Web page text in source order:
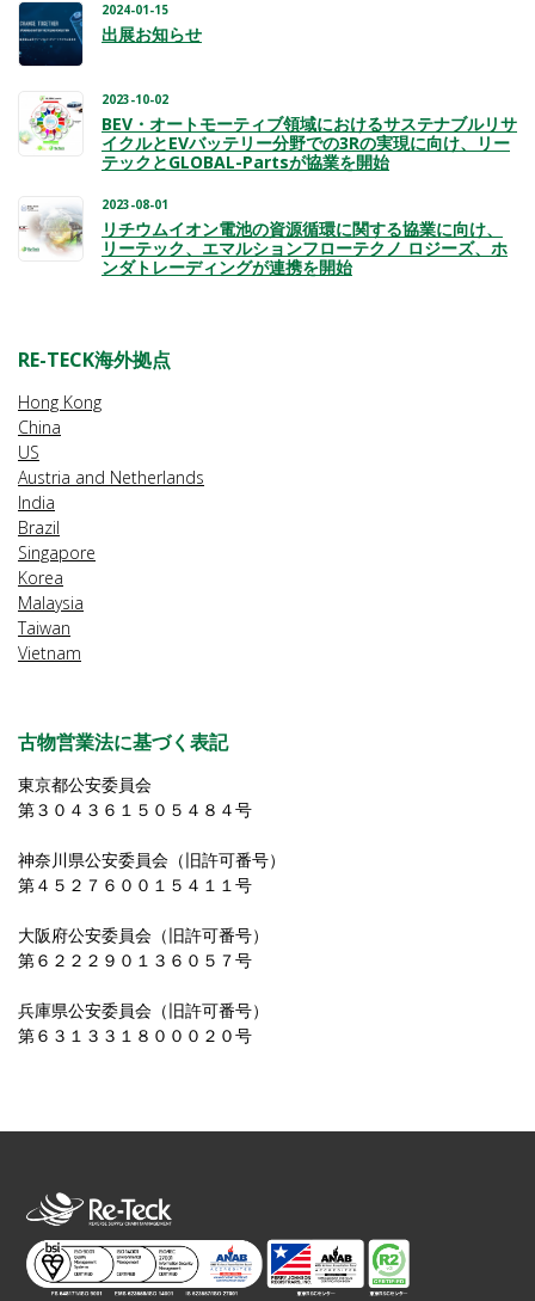
2024-01-15
出展お知らせ
2023-10-02
BEV・オートモーティブ領域におけるサステナブルリサ
イクルとEVバッテリー分野での3Rの実現に向け、リー
テックとGLOBAL-Partsが協業を開始
2023-08-01
リチウムイオン電池の資源循環に関する協業に向け、
リーテック、エマルションフローテクノ ロジーズ、ホ
ンダトレーディングが連携を開始
RE-TECK海外拠点
Hong Kong
China
US
Austria and Netherlands
India
Brazil
Singapore
Korea
Malaysia
Taiwan
Vietnam
古物営業法に基づく表記
東京都公安委員会
第３０４３６１５０５４８４号
神奈川県公安委員会（旧許可番号）
第４５２７６００１５４１１号
大阪府公安委員会（旧許可番号）
第６２２２９０１３６０５７号
兵庫県公安委員会（旧許可番号）
第６３１３３１８０００２０号